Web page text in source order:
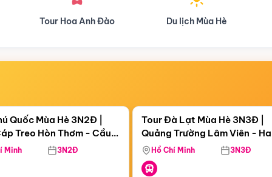
Du lịch Mùa Hè Du lịch Mùa Thu
19:31:06
Treo Hòn Thơm
Quốc Mùa Hè 3N2Đ |
Treo Hòn Thơm - Cầu
Viên Nước Aquatopia
Minh 3N2Đ
Còn05 ngày 19:31:06
Tour Đà Lạt Mùa Hè 3N3Đ |
Quảng Trường Lâm Viên -
Hill - Puppy Farm
Hồ Chí Minh 3N3Đ